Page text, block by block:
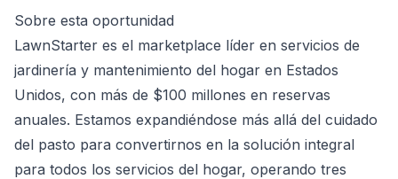
Sobre esta oportunidad
LawnStarter es el marketplace líder en servicios de
jardinería y mantenimiento del hogar en Estados
Unidos, con más de $100 millones en reservas
anuales. Estamos expandiéndose más allá del cuidado
del pasto para convertirnos en la solución integral
para todos los servicios del hogar, operando tres